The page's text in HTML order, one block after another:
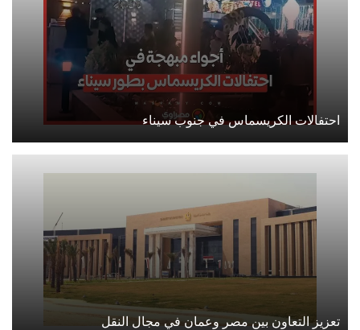
احتفالات الكريسماس في جنوب سيناء
تعزيز التعاون بين مصر وعمان في مجال النقل